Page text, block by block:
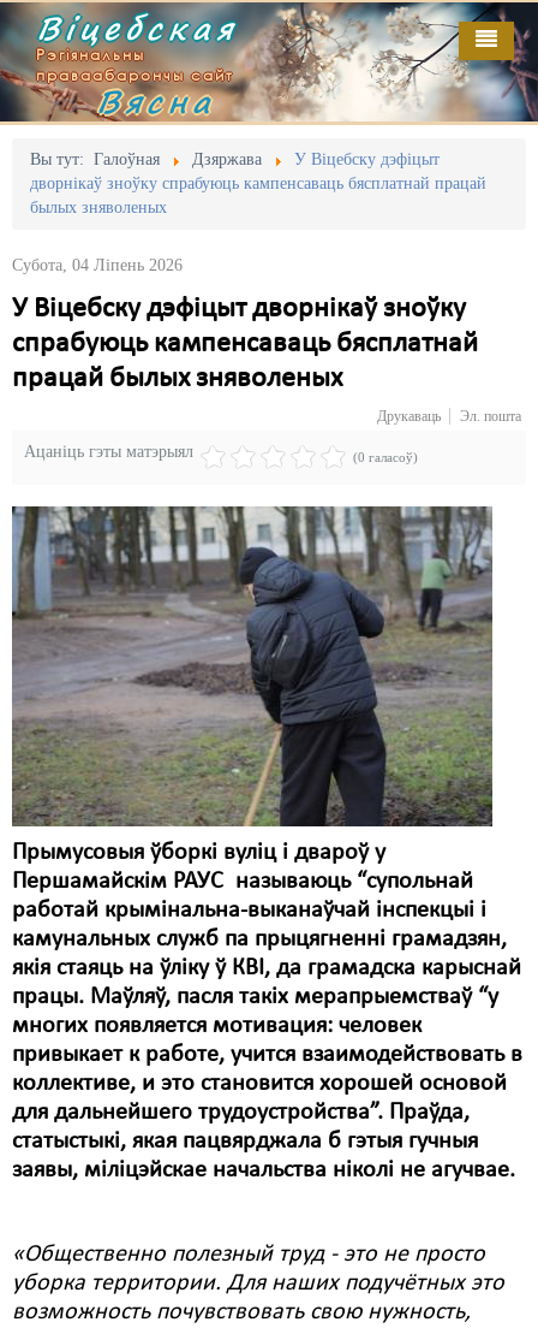
Віцебская
Рэгіянальны
праваабарончы сайт
Вясна
Вы тут: Галоўная Дзяржава
У Віцебску дэфіцыт
дворнікаў зноўку спрабуюць кампенсаваць бясплатнай працай
былых зняволеных
Субота, 04 Ліпень 2026
У Віцебску дэфіцыт дворнікаў зноўку
спрабуюць кампенсаваць бясплатнай
працай былых зняволеных
Друкаваць Эл. пошта
Ацаніць гэты матэрыял (0 галасоў)
Прымусовыя ўборкі вуліц і двароў у
Першамайскім РАУС называюць “супольнай
работай крымінальна-выканаўчай інспекцыі і
камунальных служб па прыцягненні грамадзян,
якія стаяць на ўліку ў КВІ, да грамадска карыснай
працы. Маўляў, пасля такіх мерапрыемстваў “у
многих появляется мотивация: человек
привыкает к работе, учится взаимодействовать в
коллективе, и это становится хорошей основой
для дальнейшего трудоустройства”. Праўда,
статыстыкі, якая пацвярджала б гэтыя гучныя
заявы, міліцэйскае начальства ніколі не агучвае.
«Общественно полезный труд - это не просто
уборка территории. Для наших подучётных это
возможность почувствовать свою нужность,
Галоўная
Адміністрацыйны перасьлед
Акцыі
Выбары
Грамадзянскія ініцыятывы
Дзяржава
Дыскрымінацыя
Карная псыхіятрыя
КПЧ ААН
Культурныя правы
Мігранты
Мірныя сходы
Палітвязьні
Праваабаронцы
Правы дзіцяці
Пэнітэнцыярная сыстэма
Распальваньне варожасьці
Рознае
Свабода слова
Свабода сумленьня
Сьмяротнае пакараньне
Экалёгія
Выданьні
Відэа
Пра нас
RSS